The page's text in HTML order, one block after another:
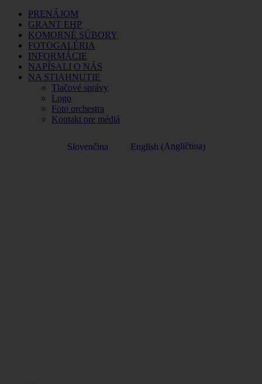
PRENÁJOM
GRANT EHP
KOMORNÉ SÚBORY
FOTOGALÉRIA
INFORMÁCIE
NAPÍSALI O NÁS
NA STIAHNUTIE
Tlačové správy
Logo
Foto orchestra
Kontakt pre médiá
Slovenčina English (Angličtina)